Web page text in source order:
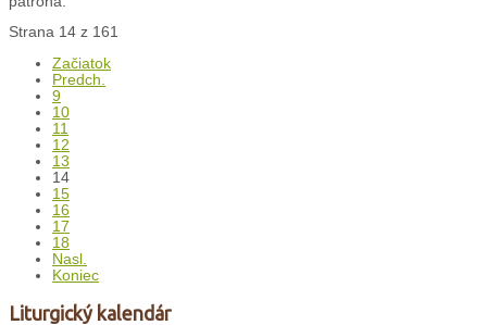
Strana 14 z 161
Začiatok
Predch.
9
10
11
12
13
14
15
16
17
18
Nasl.
Koniec
Liturgický kalendár